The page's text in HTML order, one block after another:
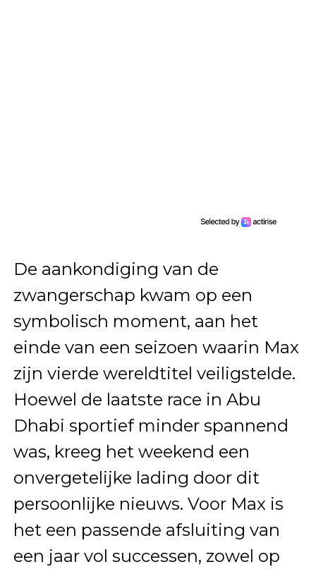
De aankondiging van de
zwangerschap kwam op een
symbolisch moment, aan het
einde van een seizoen waarin Max
zijn vierde wereldtitel veiligstelde.
Hoewel de laatste race in Abu
Dhabi sportief minder spannend
was, kreeg het weekend een
onvergetelijke lading door dit
persoonlijke nieuws. Voor Max is
het een passende afsluiting van
een jaar vol successen, zowel op